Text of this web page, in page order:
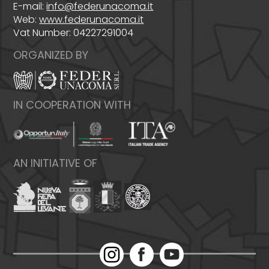
E-mail:info@federunacoma.it
Web:www.federunacoma.it
Vat Number: 04227291004
ORGANIZED BY
IN COOPERATION WITH
AN INITIATIVE OF